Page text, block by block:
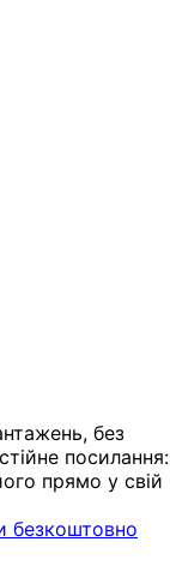
без
посилання:
прямо у свій
безкоштовно